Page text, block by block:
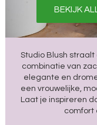
BEKIJK
Studio Blush
combinatie van
elegante en
een vrouwelijke,
Laat je inspireren
comfort